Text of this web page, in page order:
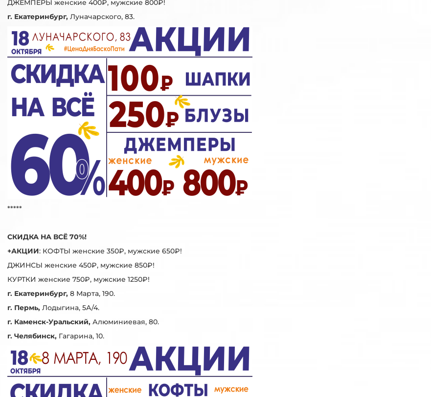
ДЖЕМПЕРЫ женские 400₽, мужские 800₽!
г. Екатеринбург, Луначарского, 83.
*****
СКИДКА НА ВСЁ 70%!
+АКЦИИ: КОФТЫ женские 350₽, мужские 650₽!
ДЖИНСЫ женские 450₽, мужские 850₽!
КУРТКИ женские 750₽, мужские 1250₽!
г. Екатеринбург, 8 Марта, 190.
г. Пермь, Лодыгина, 5А/4.
г. Каменск-Уральский, Алюминиевая, 80.
г. Челябинск, Гагарина, 10.